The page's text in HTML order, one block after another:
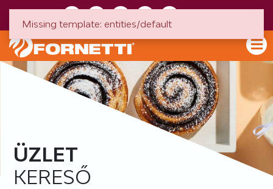
ÜZLET
KERESŐ
Missing template: entities/default